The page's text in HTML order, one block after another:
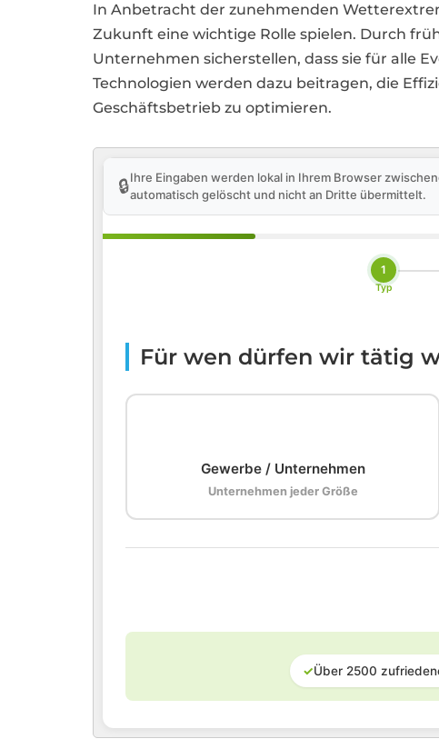
In Anbetracht der zunehmenden
Zukunft eine wichtige Rolle spielen. Durch
Unternehmen sicherstellen, dass sie für alle
Technologien werden dazu beitragen, die
Geschäftsbetrieb zu optimieren.
🔒Ihre Eingaben werden lokal in Ihrem Browser
automatisch gelöscht und nicht an Dritte übermittelt.
1
Typ
Für wen dürfen wir tätig
Gewerbe / Unternehmen
Unternehmen jeder Größe
✓Über 2500